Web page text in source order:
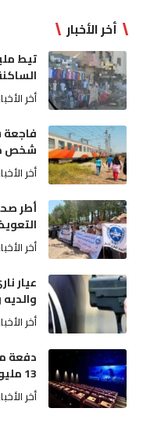
أخر الأخبار
تيط
أخر
شخص
أخر
أطر
أخر
عيار
أخر
دفعة
13 مليون درهم لإنشاء وتحديث القاعات
أخر